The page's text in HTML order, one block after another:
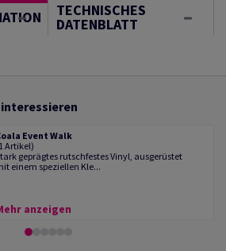
TECHNISCHES
DATENBLATT
Event Walk
Artikel)
geprägtes rutschfestes Vinyl, ausgerüstet
einem speziellen Kle...
anzeigen